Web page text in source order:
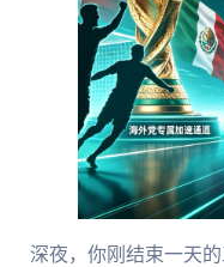
深夜，你刚结束一天